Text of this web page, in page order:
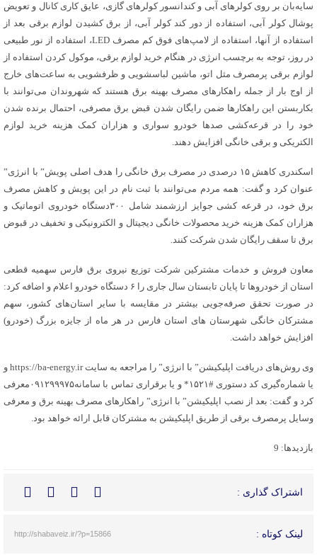
سایه‌بان بر روی کولرهای آبی و کندانسور کولرهای گازی، عایق کاری کانال و تعویض
پوشال کولر آبی، استفاده از دور کند کولر آبی، از برق کشیدن لوازم برقی بعد از
استفاده از آنها، استفاده از لامپ‌های فوق کم مصرف LED، استفاده از نور طبیعی
در روز، توجه به برچسب انرژی در هنگام خرید لوازم برقی، موکول کردن استفاده از
لوازم برقی پرمصرف مثل اتو، ماشین لباسشویی و ظرفشویی به ساعت‌های خارج
از اوج بار از جمله راهکارهای مصرف بهینه برق هستند که شهروندان می‌توانند با
بکاربستن این راهکارها ضمن رایگان شدن قبض برق مصرفی، احتمال برنده شدن
خود را در قرعه‌کشی صدها خودرو سواری و هزاران کمک هزینه خرید لوازم
الکتریکی و برقی خانگی افزایش دهند.
اسکندری کاهش ۱۵ درصدی در مصرف برق خانگی را هدف اصلی پویش” با انرژی”
عنوان کرد و گفت: همه مردم می‌توانند با ثبت نام در این پویش و کاهش مصرف
برق خود، در قرعه کشی جوایز ارزشمند شامل ۳۰۰دستگاه خودروی اتوماتیک و
هزاران کمک هزینه خرید محصولات خانگی دیجیتال و الکترونیکی و تخفیف در قبوض
برق تا سقف رایگان شدن شرکت کنند.
معاون فروش و خدمات مشترکین شرکت توزیع نیروی برق فارس سهمیه قطعی
استان از خودروها تا پایان تابستان سال جاری را ۶ دستگاه خودرو اعلام و اضافه کرد:
در صورت تحقق صرفه‌جویی بیشتر در مقایسه با سایر استان‌های کشور، سهم
مشترکان خانگی شهرستان های استان فارس در هر ماه از جایزه بزرگ (خودرو)
افزایش خواهد داشت.
وی روش‌های دریافت اپلیکیشن” با انرژی” را مراجعه به سایت https://ba-energy.ir و
یا شماره‌گیری کد دستوری #۱۵۲۱* و یا برقراری تماس با سامانه۰۹۱۲۹۹۹۷۵معرفی
کرد و گفت: بعد از نصب اپلیکیشن” با انرژی” راهکارهای مصرف بهینه برق و معرفی
وسایل پرمصرف برقی از طریق اپلیکیشن به مشترکان قابل ارائه خواهد بود.
بازدیدها: 9
اشتراک گذاری :
لینک کوتاه : http://shabaveiz.ir/?p=15866